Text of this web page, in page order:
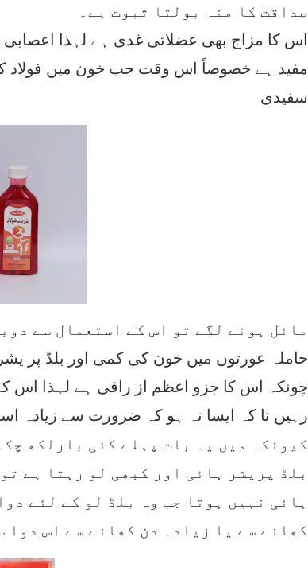
صداقت کا منہ بولتا ثبوت ہے۔
اس کا مزاج بھی عضلاتی غدی ہے لہذا
مفید ہے خصوصاً اس وقت جب خون میں فولاد
سفیدی
مائل ہونے لگے تو اس کے استعمال سے
حاملہ عورتوں میں خون کی کمی اور بلڈ پر
چونکہ اس کا جزو اعظم از راقی ہے لہذا اس
رہیں تا کہ ایسا نہ ہو کہ ضرورت سے زیادہ
کیونکہ میں یہ بات پہلے کئی بارلکھ
بلڈ پریشر ہائی اور کبھی لو رہتا ہے
ہائی نہیں ہوتا جب وہ بلڈ لو کے لئے
کھانے سے یا زیادہ دن کھانے سے اس دوا